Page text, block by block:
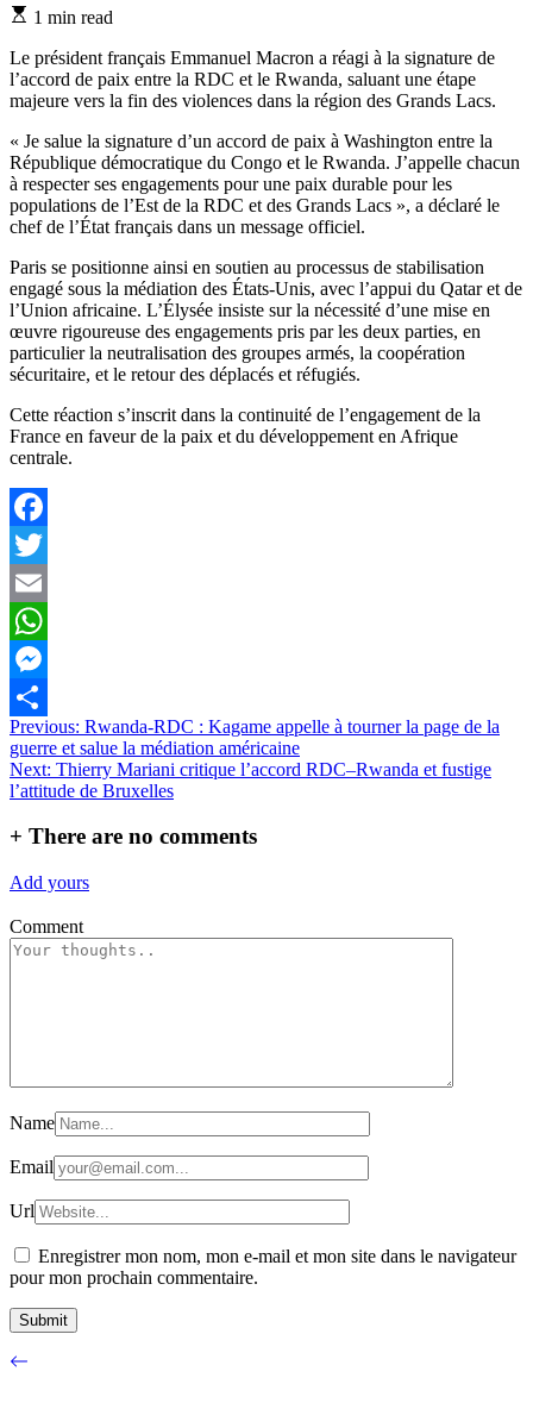
Estimated
time
1 min read
Le président français Emmanuel Macron a réagi à la signature de
l’accord de paix entre la RDC et le Rwanda, saluant une étape
majeure vers la fin des violences dans la région des Grands Lacs.
« Je salue la signature d’un accord de paix à Washington entre la
République démocratique du Congo et le Rwanda. J’appelle chacun
à respecter ses engagements pour une paix durable pour les
populations de l’Est de la RDC et des Grands Lacs », a déclaré le
chef de l’État français dans un message officiel.
Paris se positionne ainsi en soutien au processus de stabilisation
engagé sous la médiation des États-Unis, avec l’appui du Qatar et de
l’Union africaine. L’Élysée insiste sur la nécessité d’une mise en
œuvre rigoureuse des engagements pris par les deux parties, en
particulier la neutralisation des groupes armés, la coopération
sécuritaire, et le retour des déplacés et réfugiés.
Cette réaction s’inscrit dans la continuité de l’engagement de la
France en faveur de la paix et du développement en Afrique
centrale.
Facebook
Twitter
Email
WhatsApp
Messenger
Partager
Navigation
de
l’article
Previous: Rwanda-RDC : Kagame appelle à tourner la page de la
guerre et salue la médiation américaine
Next: Thierry Mariani critique l’accord RDC–Rwanda et fustige
l’attitude de Bruxelles
+ There are no comments
Add yours
Comment
Name
Email
Url
Enregistrer mon nom, mon e-mail et mon site dans le navigateur
pour mon prochain commentaire.